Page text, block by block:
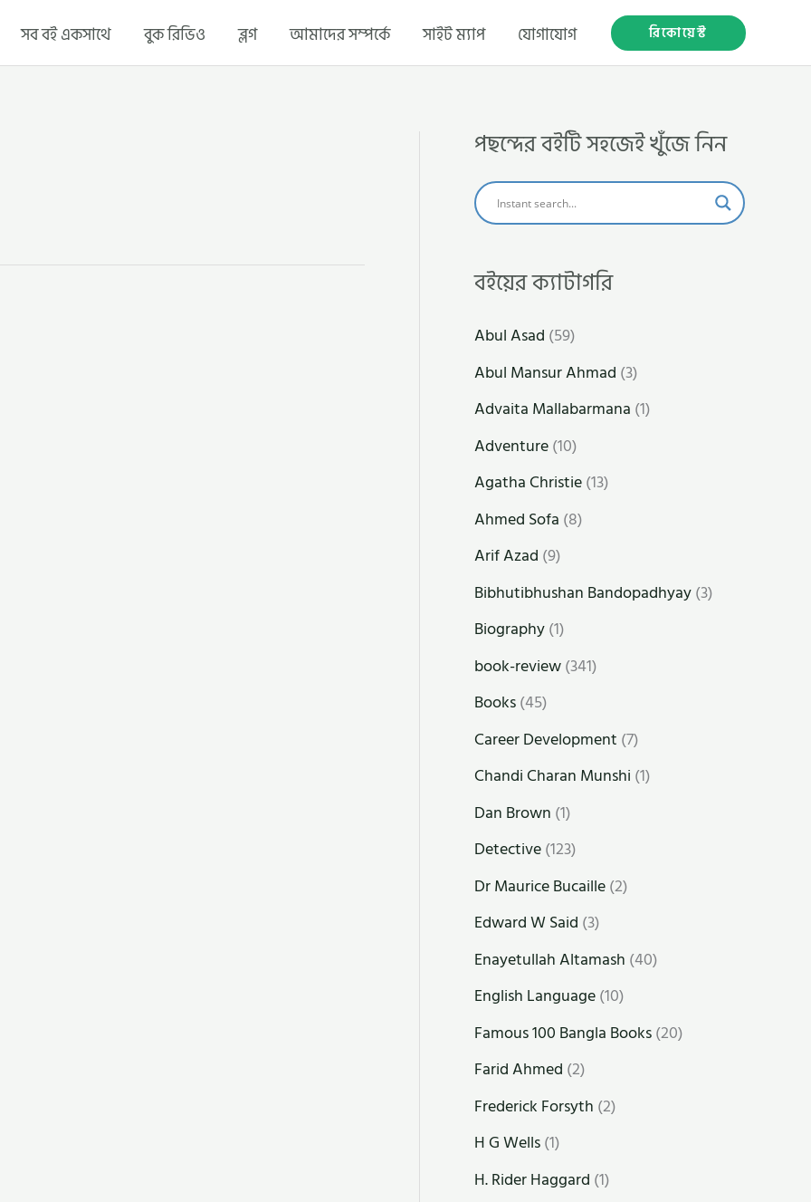
সব বই একসাথে বুক রিভিও ব্লগ আমাদের সম্পর্কে সাইট ম্যাপ যোগাযোগ রিকোয়েস্ট
পছন্দের বইটি সহজেই খুঁজে নিন
বইয়ের ক্যাটাগরি
Abul Asad (59)
Abul Mansur Ahmad (3)
Advaita Mallabarmana (1)
Adventure(10)
Agatha Christie(13)
Ahmed Sofa (8)
Arif Azad (9)
Bibhutibhushan Bandopadhyay(3)
Biography(1)
book-review(341)
Books(45)
Career Development (7)
Chandi Charan Munshi (1)
Dan Brown (1)
Detective(123)
Dr Maurice Bucaille(2)
Edward W Said (3)
Enayetullah Altamash (40)
English Language(10)
Famous 100 Bangla Books(20)
Farid Ahmed (2)
Frederick Forsyth (2)
H G Wells(1)
H. Rider Haggard (1)